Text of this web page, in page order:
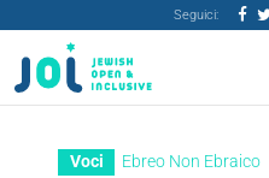
Seguici:
Voci Ebreo Non Ebraico